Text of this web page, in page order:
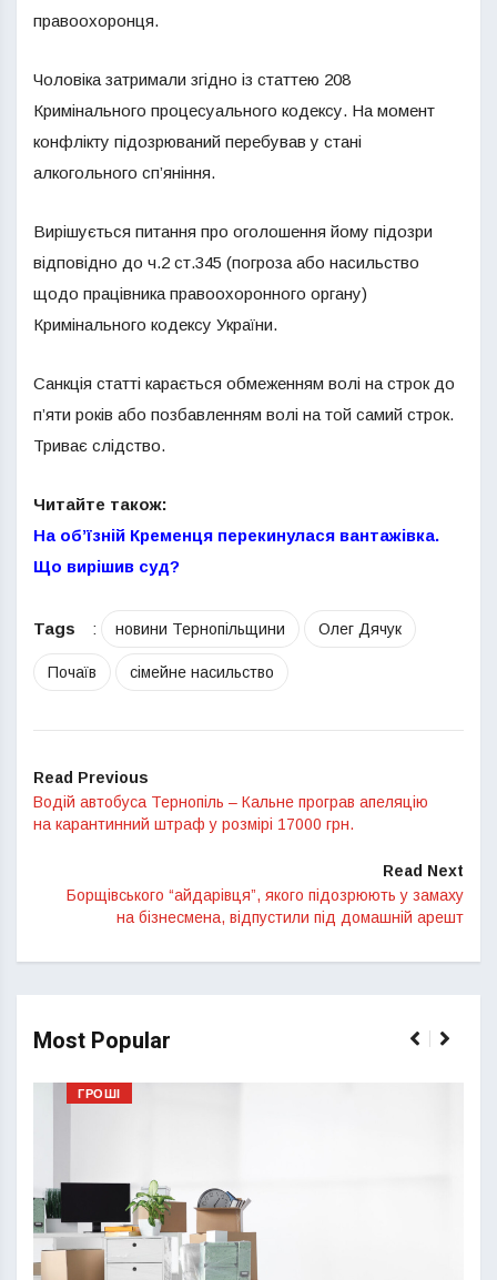
правоохоронця.
Чоловіка затримали згідно із статтею 208
Кримінального процесуального кодексу. На момент
конфлікту підозрюваний перебував у стані
алкогольного сп’яніння.
Вирішується питання про оголошення йому підозри
відповідно до ч.2 ст.345 (погроза або насильство
щодо працівника правоохоронного органу)
Кримінального кодексу України.
Санкція статті карається обмеженням волі на строк до
п’яти років або позбавленням волі на той самий строк.
Триває слідство.
Читайте також:
На об’їзній Кременця перекинулася вантажівка.
Що вирішив суд?
Tags : новини Тернопільщини Олег Дячук
Почаїв сімейне насильство
Read Previous
Водій автобуса Тернопіль – Кальне програв апеляцію
на карантинний штраф у розмірі 17000 грн.
Read Next
Борщівського “айдарівця”, якого підозрюють у замаху
на бізнесмена, відпустили під домашній арешт
Most Popular
ГРОШІ